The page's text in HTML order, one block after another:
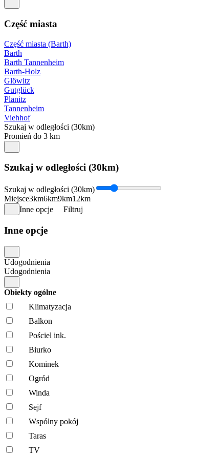
Część miasta
Część miasta (Barth)
Barth
Barth Tannenheim
Barth-Holz
Glöwitz
Gutglück
Planitz
Tannenheim
Viehhof
Szukaj w odległości (30km)
Promień do 3 km
Szukaj w odległości (30km)
Szukaj w odległości (30km)
Miejsce3km6km9km12km
Inne opcje
Filtruj
Inne opcje
Udogodnienia
Udogodnienia
Obiekty ogólne
Klimatyzacja
Balkon
Pościel ink.
Biurko
Kominek
Ogród
Winda
Sejf
Wspólny pokój
Taras
TV